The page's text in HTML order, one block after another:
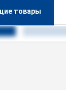
товары